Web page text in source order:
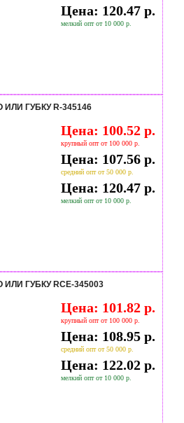
Цена: 120.47 р.
мелкий опт от 10 000 р.
ГУБКУ R-345146
Цена: 100.52 р.
крупный опт от 100 000 р.
Цена: 107.56 р.
средний опт от 50 000 р.
Цена: 120.47 р.
мелкий опт от 10 000 р.
ГУБКУ RCE-345003
Цена: 101.82 р.
крупный опт от 100 000 р.
Цена: 108.95 р.
средний опт от 50 000 р.
Цена: 122.02 р.
мелкий опт от 10 000 р.